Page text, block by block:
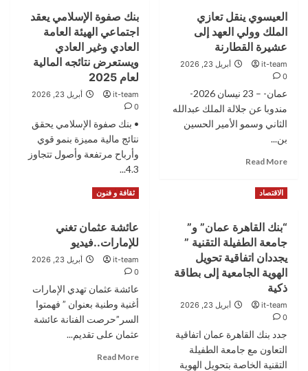
تنظم
ندوة
عن
السردية
الأردنية
جامعة
البلقاء
“زيارة
ليلية
لطوارئ
مستشفى
الأمير
فيصل”البدور:
خطة
الضغط
الطوارئ
العيسوي ينقل تعازي
الملك وولي العهد إلى
عشيرة القطارنة
it-team
أبريل 23, 2026
0
عمان- – 23 نيسان 2026-
مندوبا عن جلالة الملك عبدالله
الثاني وسمو الأمير الحسين
بن...
Read More
تعازي
الملك
وولي
العهد
إلى
القطارنة
بنك صفوة الإسلامي يعقد
اجتماعي الهيئة العامة
العادي وغير العادي
ويستعرض نتائجه المالية
لعام 2025
it-team
أبريل 23, 2026
0
• بنك صفوة الإسلامي يحقق
نتائج مالية مميزة بنمو قوي
وأرباح مرتفعة وأصول تتجاوز
4.3...
Read More
Read
بنك
صفوة
الإسلامي
الهيئة
العامة
العادي
وغير
الاقتصاد
“بنك القاهرة عمان” و”
جامعة الطفيلة التقنية ”
يجددان اتفاقية تحويل
الهوية الجامعية إلى بطاقة
ذكية
it-team
أبريل 23, 2026
0
جدد بنك القاهرة عمان اتفاقية
التعاون مع جامعة الطفيلة
التقنية الخاصة بتحويل الهوية
ثقافة و فنون
عائشة عثمان تغني
للإمارات..فيديو
it-team
أبريل 23, 2026
0
عائشة عثمان تهدي الإمارات
أغنية وطنية بعنوان ” فهمتوا
السر”حرصت الفنانة عائشة
عثمان على تقديم...
Read More